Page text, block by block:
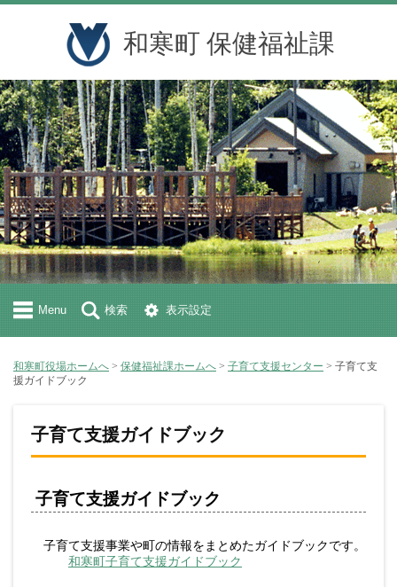
和寒町 保健福祉課
Menu 検索 表示設定
和寒町役場ホームへ > 保健福祉課ホームへ > 子育て支援センター > 子育て支
援ガイドブック
子育て支援ガイドブック
子育て支援ガイドブック
子育て支援事業や町の情報をまとめたガイドブックです。
和寒町子育て支援ガイドブック